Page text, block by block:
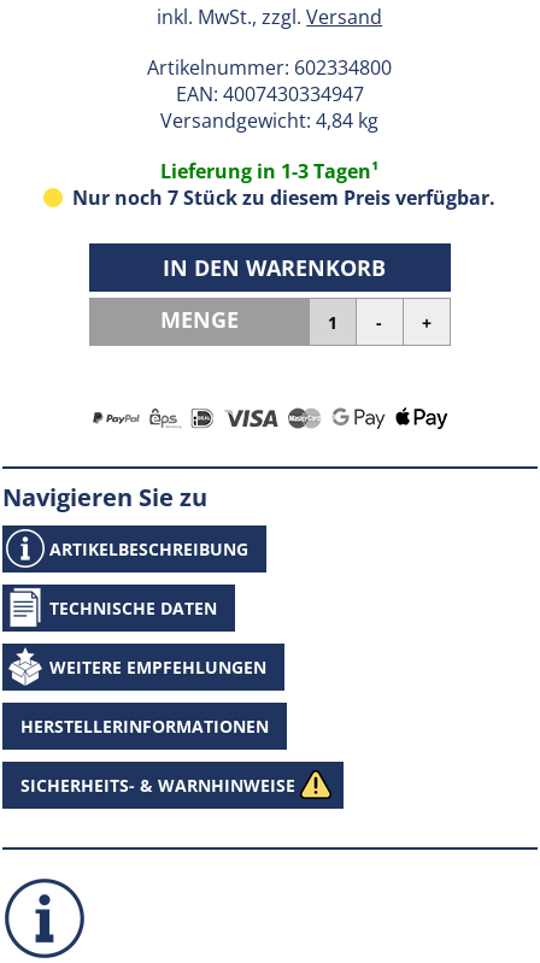
inkl. MwSt., zzgl.Versand
Artikelnummer: 602334800
EAN: 4007430334947
Versandgewicht: 4,84 kg
Lieferung in 1-3 Tagen¹
Nur noch 7 Stück zu diesem Preis verfügbar.
IN DEN WARENKORB
MENGE
Navigieren Sie zu
ARTIKELBESCHREIBUNG
TECHNISCHE DATEN
WEITERE EMPFEHLUNGEN
HERSTELLERINFORMATIONEN
SICHERHEITS- & WARNHINWEISE